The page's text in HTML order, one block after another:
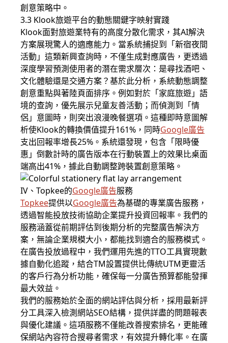
創意策略中。
3.3 Klook旅遊平台的動態關鍵字映射實踐
Klook面對旅遊業特有的高度分散化需求，其AI解決
方案展現驚人的適應能力。當系統捕捉到「新宿夜間
活動」這類新興查詢時，不僅生成對應廣告，更透過
深度學習預測使用者的潛在需求層次：是尋找酒吧、
文化體驗還是交通方案？基於此分析，系統動態調整
創意重點與著陸頁面排序。例如對於「家庭旅遊」語
境的查詢，優先展示兒童友善活動；而偵測到「情
侶」意圖時，則突出浪漫晚餐選項。這種即時意圖解
析使Klook的轉換價值提升161%，同時Google廣告
支出回報率增長25%。系統還發現，包含「限時優
惠」倒數計時的廣告版本在行動裝置上的效果比桌面
端高出41%，據此自動調整跨裝置創意策略。
IV、Topkee的Google廣告服務
Topkee提供以Google廣告為基礎的專業廣告服務，
透過智能投放技術協助企業提升投資回報率。我們的
服務涵蓋從前期評估到後期分析的完整廣告解決方
案，無論企業規模大小，都能找到適合的服務模式。
在廣告投放過程中，我們運用先進的TTO工具實現數
據自動化追蹤，結合TM設置提供比傳統UTM更靈活
的客戶行為分析功能，確保每一分廣告預算都能發揮
最大效益。
我們的服務始於全面的網站評估與分析，採用最新評
分工具深入檢測網站SEO結構，提供詳盡的問題報表
與優化建議。這項服務不僅能改善搜索排名，更能確
保網站內容符合搜尋者需求，有效提升轉化率。在廣